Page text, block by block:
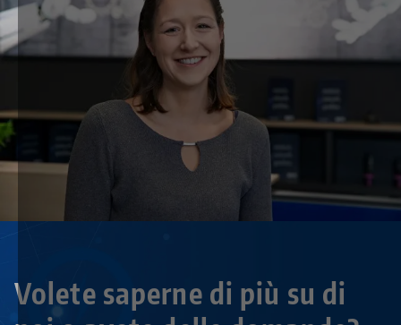
Volete saperne di più su di